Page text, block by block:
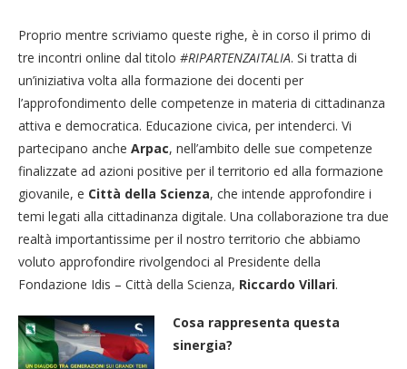
Proprio mentre scriviamo queste righe, è in corso il primo di
tre incontri online dal titolo #RIPARTENZAITALIA. Si tratta di
un’iniziativa volta alla formazione dei docenti per
l’approfondimento delle competenze in materia di cittadinanza
attiva e democratica. Educazione civica, per intenderci. Vi
partecipano anche Arpac, nell’ambito delle sue competenze
finalizzate ad azioni positive per il territorio ed alla formazione
giovanile, e Città della Scienza, che intende approfondire i
temi legati alla cittadinanza digitale. Una collaborazione tra due
realtà importantissime per il nostro territorio che abbiamo
voluto approfondire rivolgendoci al Presidente della
Fondazione Idis – Città della Scienza, Riccardo Villari.
Cosa rappresenta questa
sinergia?